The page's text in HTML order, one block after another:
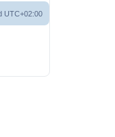
e
UTC+02:00